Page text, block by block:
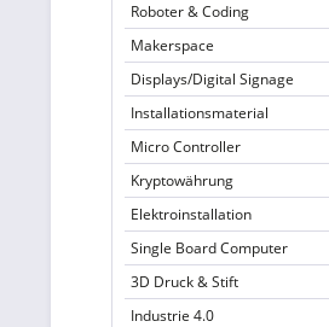
Roboter & Coding
Makerspace
Displays/Digital Signage
Installationsmaterial
Micro Controller
Kryptowährung
Elektroinstallation
Single Board Computer
3D Druck & Stift
Industrie 4.0